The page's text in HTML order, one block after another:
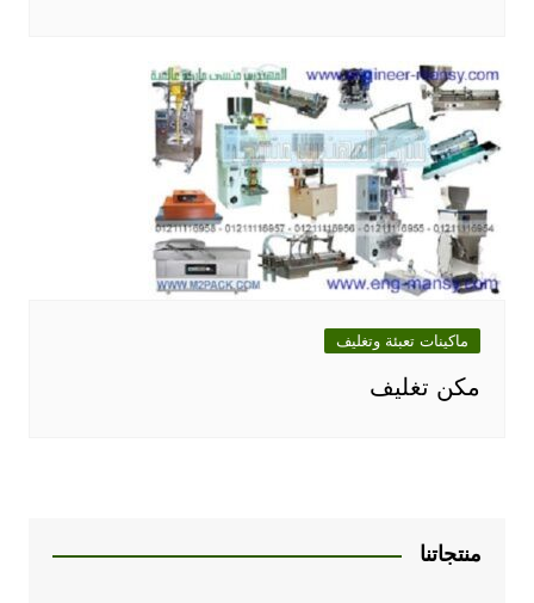
ماكينات تعبئة وتغليف
مكن تغليف
منتجاتنا